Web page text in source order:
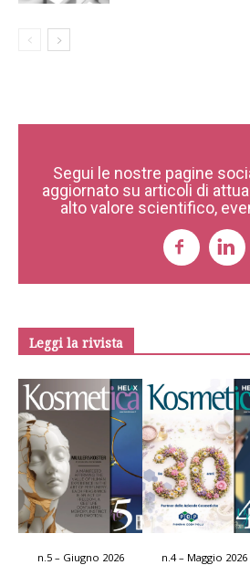
Segui le nostre pagine
aggiornato su articoli di
alto valore scientifico,
Leggi la rivista
n.5 – Giugno 2026 n.4 – Maggio 2026